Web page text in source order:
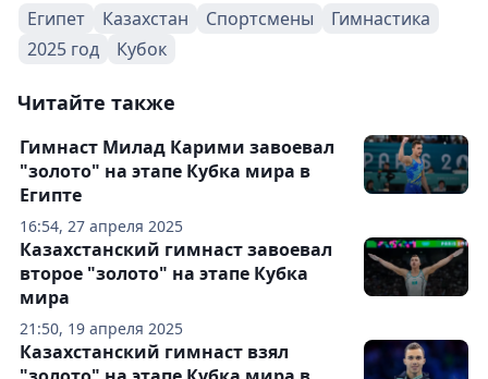
Египет Казахстан Спортсмены
Гимнастика
2025 год
Кубок
Читайте также
16:54, 27 апреля 2025
Гимнаст Милад Карими завоевал
"золото" на этапе Кубка мира в
Египте
21:50, 19 апреля 2025
Казахстанский гимнаст завоевал
второе "золото" на этапе Кубка
мира
Казахстанский гимнаст взял